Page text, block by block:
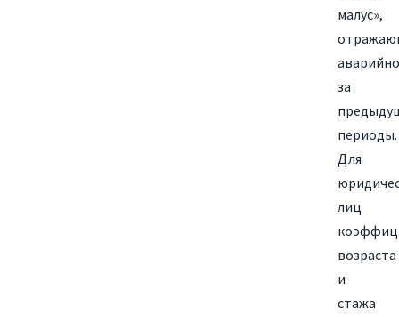
малус»,
за
периоды.
Для
лиц
возраста
и
стажа